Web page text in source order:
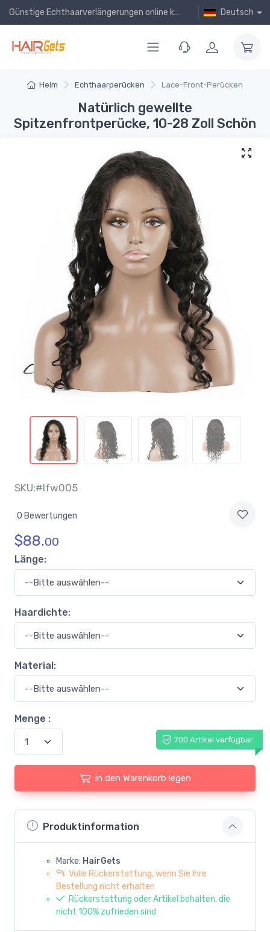
Günstige Echthaarverlängerungen online kaufen! Deutsch
Heim Echthaarperücken Lace-Front-Perücken
Natürlich gewellte
Spitzenfrontperücke, 10-28 Zoll Schön
SKU:#lfw005
0 Bewertungen
$88.00
Länge:
Haardichte:
Material:
Menge :
700 Artikel verfügbar
in den Warenkorb legen
Produktinformation
Marke: HairGets
Volle Rückerstattung, wenn Sie Ihre
Bestellung nicht erhalten
Rückerstattung oder Artikel behalten, die
nicht 100% zufrieden sind